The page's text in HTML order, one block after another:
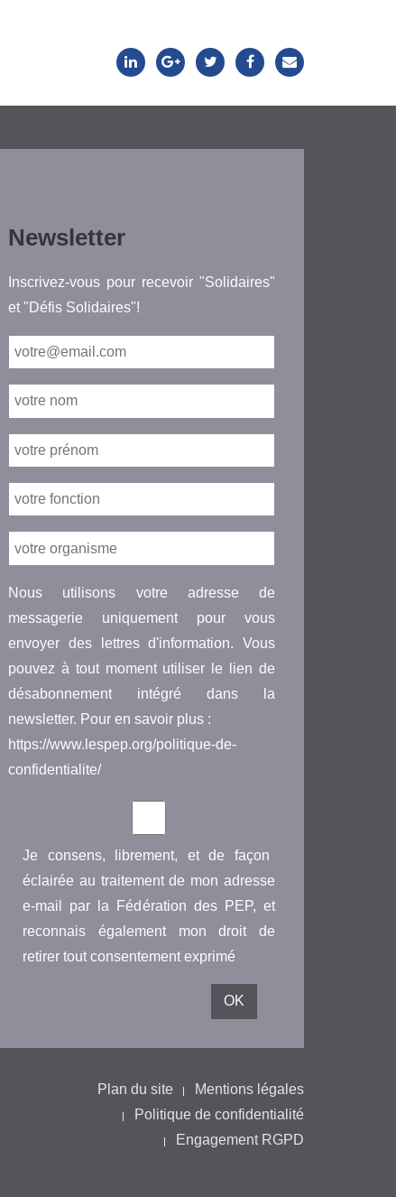
Newsletter
Inscrivez-vous pour recevoir "Solidaires"
et "Défis Solidaires"!
Nous utilisons votre adresse de
messagerie uniquement pour vous
envoyer des lettres d'information. Vous
pouvez à tout moment utiliser le lien de
désabonnement intégré dans la
newsletter. Pour en savoir plus :
https://www.lespep.org/politique-de-
confidentialite/
Je consens, librement, et de façon
éclairée au traitement de mon adresse
e-mail par la Fédération des PEP, et
reconnais également mon droit de
retirer tout consentement exprimé
Plan du site
Mentions légales
Politique de confidentialité
Engagement RGPD